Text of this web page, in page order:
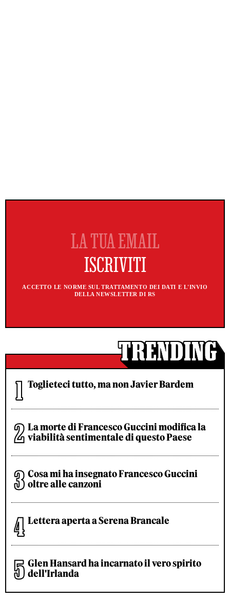
ACCETTO LE NORME SUL TRATTAMENTO DEI DATI E L'INVIO
DELLA NEWSLETTER DI RS
Toglieteci tutto, ma non Javier Bardem
La morte di Francesco Guccini modifica la
viabilità sentimentale di questo Paese
Cosa mi ha insegnato Francesco Guccini
oltre alle canzoni
Lettera aperta a Serena Brancale
Glen Hansard ha incarnato il vero spirito
dell'Irlanda